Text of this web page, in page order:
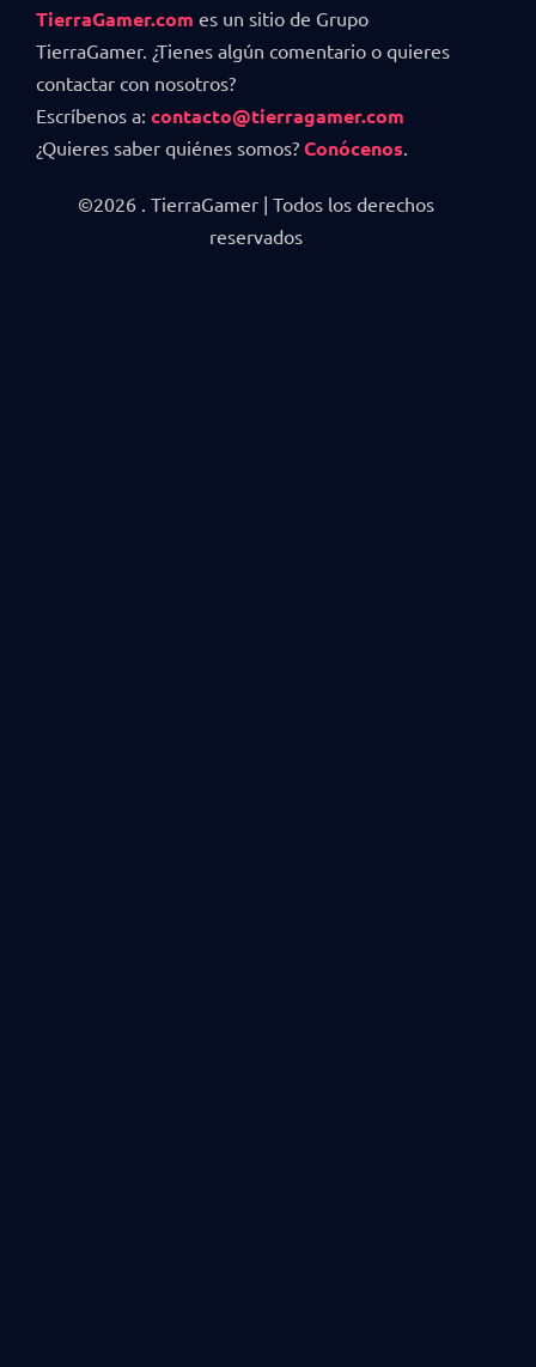
TierraGamer.com es un sitio de Grupo
TierraGamer. ¿Tienes algún comentario o quieres
contactar con nosotros?
Escríbenos a: contacto@tierragamer.com
¿Quieres saber quiénes somos? Conócenos
©2026 . TierraGamer | Todos los derechos
reservados